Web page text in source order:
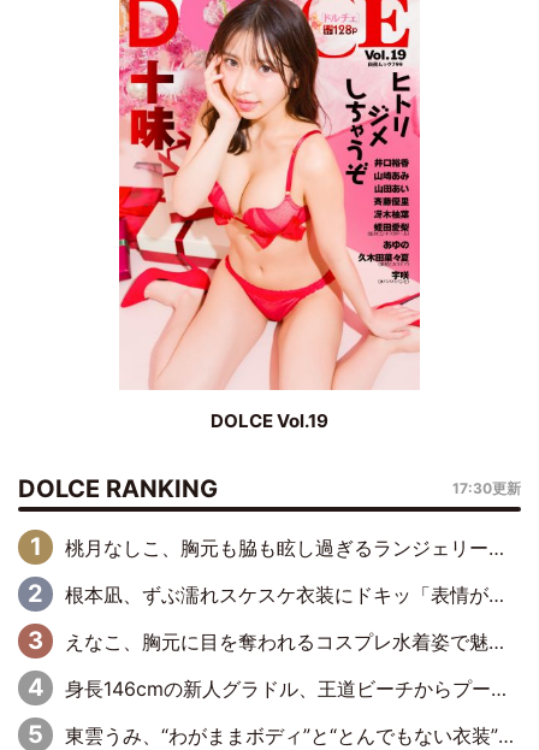
DOLCE Vol.19
DOLCE RANKING 17:30更新
桃月なしこ、胸元も脇も眩し過ぎるランジェリー＆ビキニ姿を披露「なしこたそ最強」「セクシーでゴージャスで大きなボリューム」
根本凪、ずぶ濡れスケスケ衣装にドキッ「表情が良過ぎる」「ねもちゃんの眼差しにドキドキが止まらない」
えなこ、胸元に目を奪われるコスプレ水着姿で魅了「群を抜く美しさと華やかさ」「えなこりんの千咲は破壊力がスゴい」
身長146cmの新人グラドル、王道ビーチからプールサイドそしてゴールドビキニまで…DVDデビュー作で躍動
東雲うみ、“わがままボディ”と“とんでもない衣装”で誘惑「パーフェクトなスタイル」「くびれがステキ」「やみつきになるボディ」